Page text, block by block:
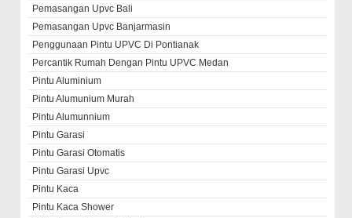
Pemasangan Upvc Bali
Pemasangan Upvc Banjarmasin
Penggunaan Pintu UPVC Di Pontianak
Percantik Rumah Dengan Pintu UPVC Medan
Pintu Aluminium
Pintu Alumunium Murah
Pintu Alumunnium
Pintu Garasi
Pintu Garasi Otomatis
Pintu Garasi Upvc
Pintu Kaca
Pintu Kaca Shower